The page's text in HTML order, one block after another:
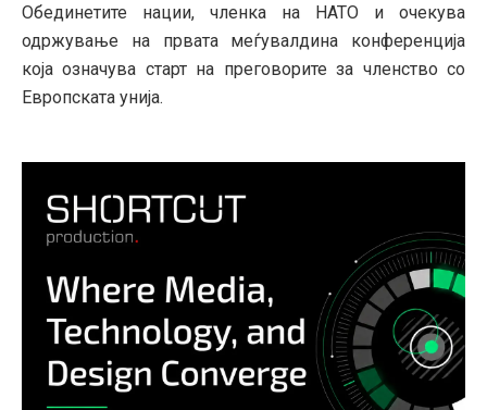
Обединетите нации, членка на НАТО и очекува
одржување на првата меѓувалдина конференција
која означува старт на преговорите за членство со
Европската унија.